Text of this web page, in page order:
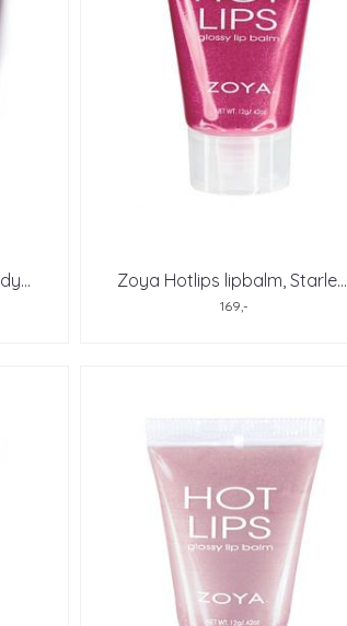
... Zoya Hotlips lipbalm, Starle...
169,-